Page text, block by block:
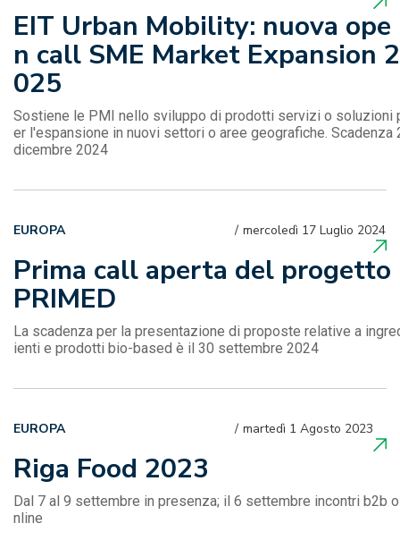
EIT Urban Mobility: nuova ope
n call SME Market Expansion 2
025
Sostiene le PMI nello sviluppo di prodotti servizi o soluzioni
er l'espansione in nuovi settori o aree geografiche. Scadenza
dicembre 2024
Prima call aperta del progetto
PRIMED
mercoledì 17 Luglio 2024
EUROPA
La scadenza per la presentazione di proposte relative a
ienti e prodotti bio-based è il 30 settembre 2024
Riga Food 2023
martedì 1 Agosto 2023
EUROPA
Dal 7 al 9 settembre in presenza; il 6 settembre incontri b2b o
nline